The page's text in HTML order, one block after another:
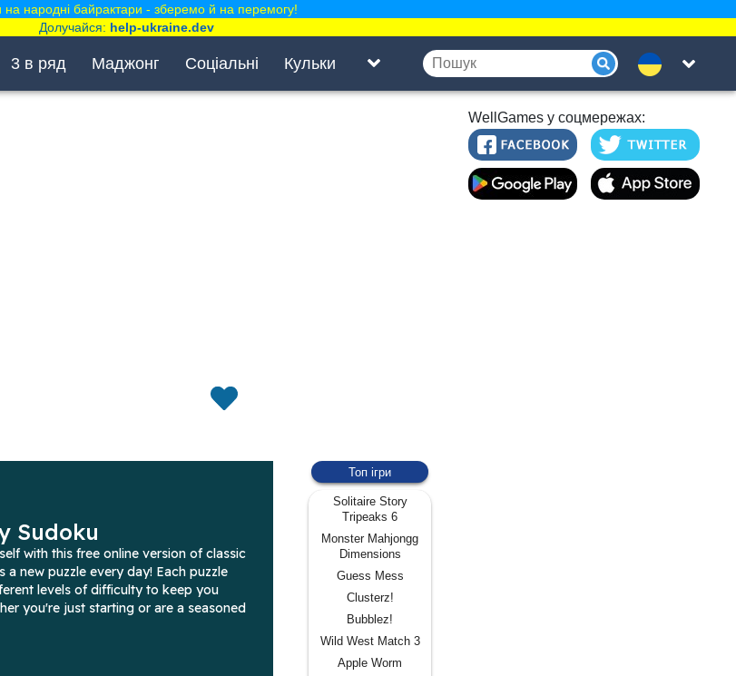
3 в ряд Маджонг Соціальні Кульки
WellGames у соцмережах:
Топ ігри
Solitaire Story
Tripeaks 6
Monster Mahjongg
Dimensions
Guess Mess
Clusterz!
Bubblez!
Wild West Match 3
Apple Worm
на народні байрактари - зберемо й на перемогу!
Долучайся: help-ukraine.dev